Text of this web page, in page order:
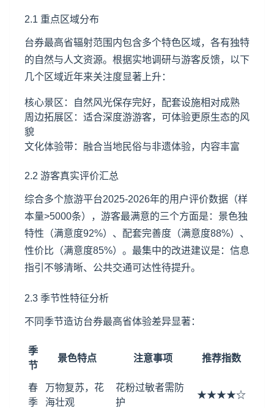
2.1 重点区域分布
台券最高省辐射范围内包含多个特色区域，各有独特
的自然与人文资源。根据实地调研与游客反馈，以下
几个区域近年来关注度显著上升：
核心景区：自然风光保存完好，配套设施相对成熟
周边拓展区：适合深度游游客，可体验更原生态的风
貌
文化体验带：融合当地民俗与非遗体验，内容丰富
2.2 游客真实评价汇总
综合多个旅游平台2025-2026年的用户评价数据（样
本量>5000条），游客最满意的三个方面是：景色独
特性（满意度92%）、配套完善度（满意度88%）、
性价比（满意度85%）。最集中的改进建议是：信息
指引不够清晰、公共交通可达性待提升。
2.3 季节性特征分析
不同季节造访台券最高省体验差异显著：
季
节
景色特点 注意事项 推荐指数
春
季
万物复苏，花
海壮观
花粉过敏者需防
护
★★★★☆